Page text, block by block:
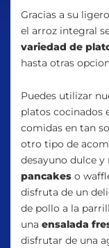
Gracias a su
el arroz integral
variedad de
hasta otras
Puedes utilizar
platos cocinados
comidas en tan
otro tipo de
desayuno dulce
pancakes o
disfruta de un
de pollo a la
una ensalada
disfrutar de una